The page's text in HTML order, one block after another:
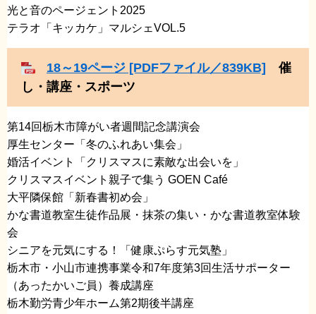
​光と音のページェント2025
​テラオ「キッカケ」マルシェVOL.5
18～19ページ [PDFファイル／839KB] 催
し・講座・スポーツ
第14回栃木市障がい者週間記念講演会
​厚生センター「冬のふれあい集会」
​婚活イベント「クリスマスに素敵な出会いを」
​クリスマスイベント親子で集う GOEN Café
​大平隣保館「新春書初め会」
​かな書道教室生徒作品展・抹茶の集い・かな書道教室体験
会
​シニアを元気にする！「健康ぷらす元気塾」
​栃木市・小山市連携事業令和7年度第3回生活サポーター
（あったかいご員）養成講座
​栃木勤労青少年ホーム第2期後半講座